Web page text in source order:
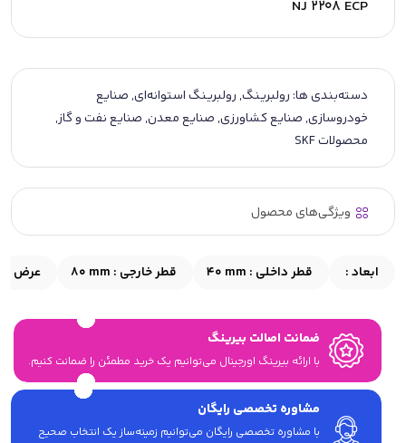
NJ 2208 ECP
دسته‌بندی ها: رولبرینگ,رولبرینگ استوانه‌ای,صنایع
خودروسازی,صنایع کشاورزی,صنایع معدن,صنایع نفت و گاز,
محصولات SKF
ویژگی‌های محصول
ابعاد : قطر داخلی : 40 mm قطر خارجی : 80 mm عرض :
ضمانت اصالت بیرینگ
با ارائه بیرینگ اورجینال می‎‌توانیم یک خرید مطمئن را ضمانت کنیم.
مشاوره تخصصی رایگان
با مشاوره تخصصی رایگان می‌توانیم زمینه‌ساز یک انتخاب صحیح